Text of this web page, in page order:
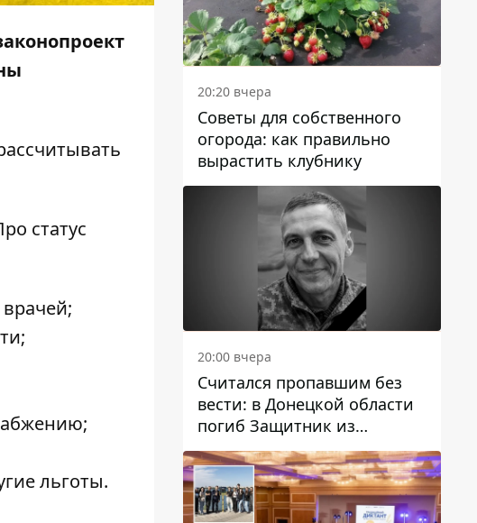
статус
льготы.
20:20 вчера
Советы для собственного
огорода: как правильно
вырастить клубнику
20:00 вчера
Считался пропавшим без
вести: в Донецкой области
погиб Защитник из
Каменского Антон
Красовский